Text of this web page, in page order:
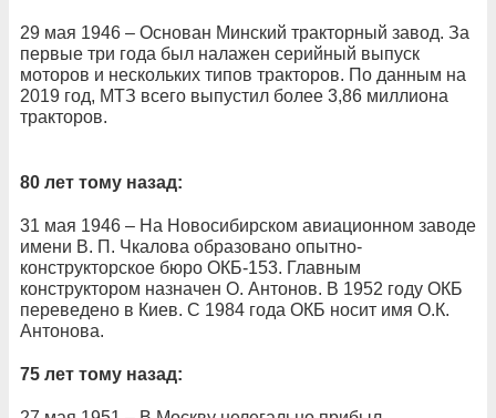
29 мая 1946 – Основан Минский тракторный завод. За
первые три года был налажен серийный выпуск
моторов и нескольких типов тракторов. По данным на
2019 год, МТЗ всего выпустил более 3,86 миллиона
тракторов.
80 лет тому назад:
31 мая 1946 – На Новосибирском авиационном заводе
имени В. П. Чкалова образовано опытно-
конструкторское бюро ОКБ-153. Главным
конструктором назначен О. Антонов. В 1952 году ОКБ
переведено в Киев. С 1984 года ОКБ носит имя О.К.
Антонова.
75 лет тому назад: